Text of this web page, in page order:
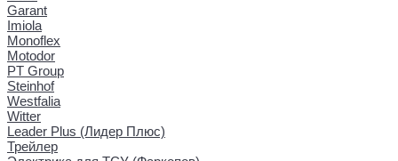
Garant
Imiola
Monoflex
Motodor
PT Group
Steinhof
Westfalia
Witter
Leader Plus (Лидер Плюс)
Трейлер